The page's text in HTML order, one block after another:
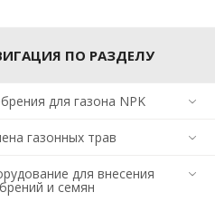
ПО РАЗДЕЛУ
для газона NPK
газонных трав
для внесения
и семян